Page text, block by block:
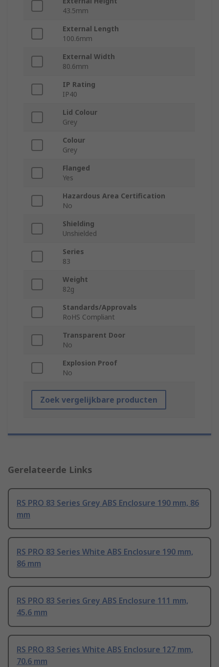
43.5mm
External Length
100.6mm
External Width
80.6mm
IP Rating
IP40
Lid Colour
Grey
Colour
Grey
Flanged
Yes
Hazardous Area Certification
No
Shielding
Unshielded
Series
83
Weight
82g
Standards/Approvals
RoHS Compliant
Transparent Door
No
Explosion Proof
No
Zoek vergelijkbare producten
Gerelateerde Links
RS PRO 83 Series Grey ABS Enclosure 190 mm, 86
mm
RS PRO 83 Series White ABS Enclosure 190 mm,
86 mm
RS PRO 83 Series Grey ABS Enclosure 111 mm,
45.6 mm
RS PRO 83 Series White ABS Enclosure 127 mm,
70.6 mm